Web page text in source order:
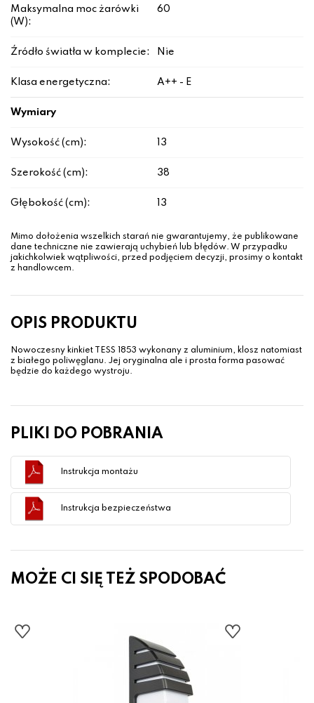
Maksymalna moc żarówki
(W):
60
Źródło światła w komplecie: Nie
Klasa energetyczna: A++ - E
Wymiary
Wysokość (cm): 13
Szerokość (cm): 38
Głębokość (cm): 13
Mimo dołożenia wszelkich starań nie gwarantujemy, że publikowane
dane techniczne nie zawierają uchybień lub błędów. W przypadku
jakichkolwiek wątpliwości, przed podjęciem decyzji, prosimy o kontakt
z handlowcem.
OPIS PRODUKTU
Nowoczesny kinkiet TESS 1853 wykonany z aluminium, klosz natomiast
z białego poliwęglanu. Jej oryginalna ale i prosta forma pasować
będzie do każdego wystroju.
PLIKI DO POBRANIA
Instrukcja montażu
Instrukcja bezpieczeństwa
MOŻE CI SIĘ TEŻ SPODOBAĆ